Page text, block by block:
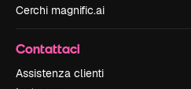
Cerchi magnific.ai
Contattaci
Assistenza clienti